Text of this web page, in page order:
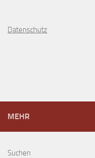
Datenschutz
MEHR
Suchen